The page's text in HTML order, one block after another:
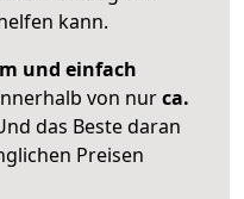
kann.
und einfach
von nurca.
das Beste daran
Preisen